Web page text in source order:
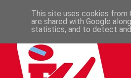
This site uses cookies from
are shared with Google
statistics, and to detect and